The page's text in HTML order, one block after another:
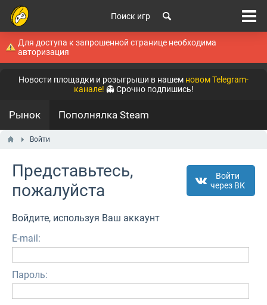
Поиск игр
Для доступа к запрошенной странице необходима
авторизация
Новости площадки и розыгрыши в нашем новом Telegram-
канале! 👻 Срочно подпишись!
Рынок Пополнялка Steam
Войти
Представьтесь,
пожалуйста
Войти
через ВК
Войдите, используя Ваш аккаунт
E-mail:
Пароль: